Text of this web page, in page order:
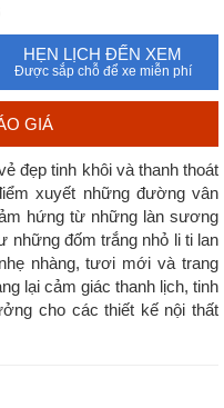
HẸN LỊCH ĐẾN XEM
Được sắp chỗ để xe miễn phí
GIÁ
đẹp tinh khôi và thanh thoát
xuyết những đường vân
hứng từ những làn sương
những đốm trắng nhỏ li ti lan
nhàng, tươi mới và trang
lại cảm giác thanh lịch, tinh
cho các thiết kế nội thất